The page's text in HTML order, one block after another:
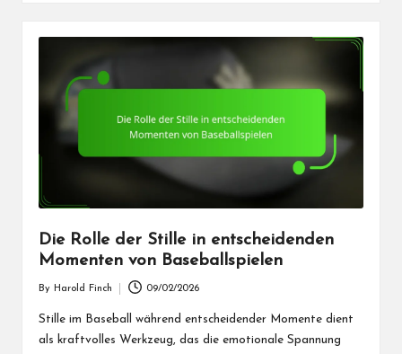
Die Rolle der Stille in entscheidenden
Momenten von Baseballspielen
by
By Harold Finch 09/02/2026
Stille im Baseball während entscheidender Momente dient
als kraftvolles Werkzeug, das die emotionale Spannung